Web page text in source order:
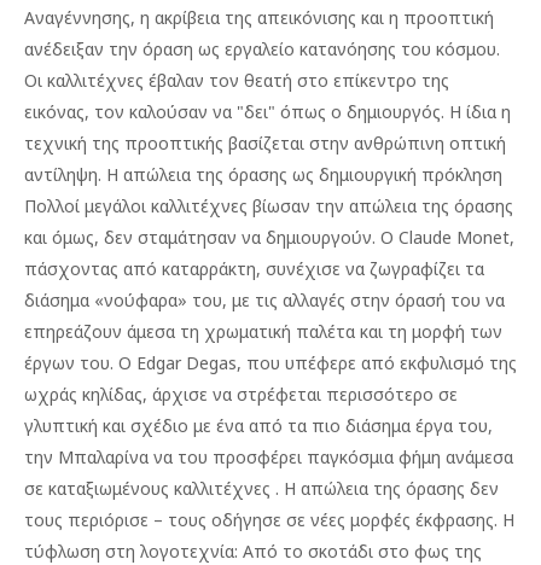
Αναγέννησης, η ακρίβεια της απεικόνισης και η προοπτική
ανέδειξαν την όραση ως εργαλείο κατανόησης του κόσμου.
Οι καλλιτέχνες έβαλαν τον θεατή στο επίκεντρο της
εικόνας, τον καλούσαν να "δει" όπως ο δημιουργός. Η ίδια η
τεχνική της προοπτικής βασίζεται στην ανθρώπινη οπτική
αντίληψη. Η απώλεια της όρασης ως δημιουργική πρόκληση
Πολλοί μεγάλοι καλλιτέχνες βίωσαν την απώλεια της όρασης
και όμως, δεν σταμάτησαν να δημιουργούν. Ο Claude Monet,
πάσχοντας από καταρράκτη, συνέχισε να ζωγραφίζει τα
διάσημα «νούφαρα» του, με τις αλλαγές στην όρασή του να
επηρεάζουν άμεσα τη χρωματική παλέτα και τη μορφή των
έργων του. Ο Edgar Degas, που υπέφερε από εκφυλισμό της
ωχράς κηλίδας, άρχισε να στρέφεται περισσότερο σε
γλυπτική και σχέδιο με ένα από τα πιο διάσημα έργα του,
την Μπαλαρίνα να του προσφέρει παγκόσμια φήμη ανάμεσα
σε καταξιωμένους καλλιτέχνες . Η απώλεια της όρασης δεν
τους περιόρισε – τους οδήγησε σε νέες μορφές έκφρασης. Η
τύφλωση στη λογοτεχνία: Από το σκοτάδι στο φως της